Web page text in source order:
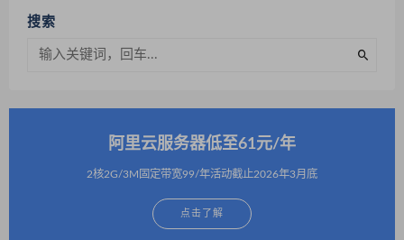
搜索
阿里云服务器低至61元/年
2核2G/3M固定带宽99/年活动截止2026年3月底
点击了解